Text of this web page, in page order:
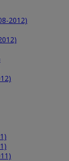
2012)